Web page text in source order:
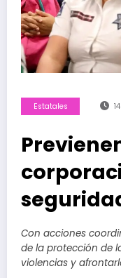
Estatales
Con acciones
de la protección de
violencias y